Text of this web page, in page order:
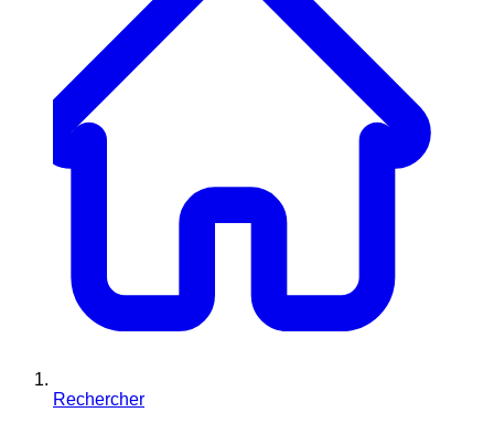
Rechercher